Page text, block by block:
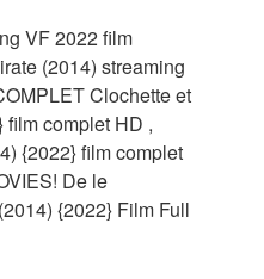
VF 2022 film
(2014) streaming
Clochette et
film complet HD ,
{2022} film complet
De le
{2022} Film Full